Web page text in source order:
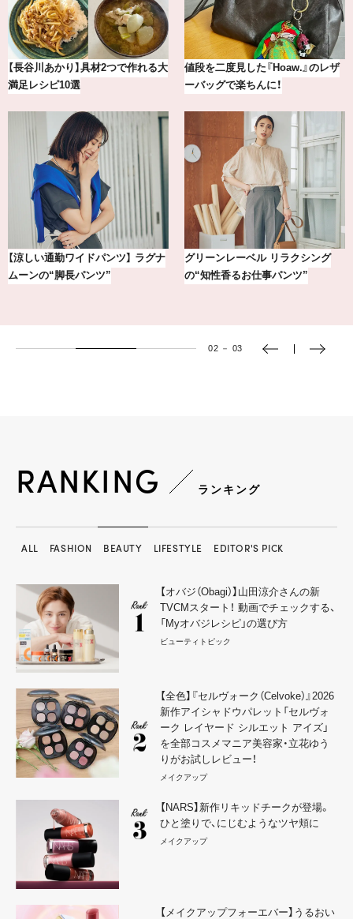
【2026年8月】鏡リュウジの12星座
別占い
【BAILA×OMO】ウオズミアミ描き
下ろし！金沢の旅リスト
【銀座かねまつ】おしゃれ＆快適な
黒スニーカー4選
冷凍宅配食【nosh-ナッシュ】で叶
える、がんばる私の「がん…
03 － 03
RANKING ランキング
ALL FASHION BEAUTY LIFESTYLE EDITOR'S PICK
【オバジ（Obagi）】山田涼介さんの新
TVCMスタート！ 動画でチェックする、
「Myオバジレシピ」の選び方
ビューティトピック
【全色】『セルヴォーク（Celvoke）』2026
新作アイシャドウパレット「セルヴォ
ーク レイヤード シルエット アイズ」
を全部コスメマニア美容家・立花ゆう
りがお試しレビュー！
メイクアップ
【NARS】新作リキッドチークが登場。
ひと塗りで、にじむようなツヤ頬に
メイクアップ
【メイクアップフォーエバー】うるおい